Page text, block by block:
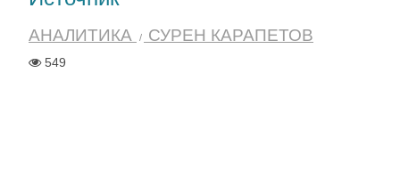
АНАЛИТИКА СУРЕН КАРАПЕТОВ
549